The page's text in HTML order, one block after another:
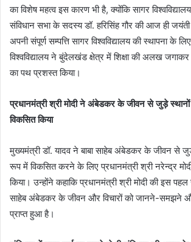
का विशेष महत्व इस कारण भी है, क्योंकि सागर
संविधान सभा के सदस्य डॉ. हरिसिंह गौर की आज ही
अपनी संपूर्ण सम्पत्ति सागर विश्वविद्यालय की स्थापना के
विश्वविद्यालय ने बुंदेलखंड क्षेत्र में शिक्षा की अलख जगाकर
का पथ प्रशस्त किया।
प्रधानमंत्री श्री मोदी ने अंबेडकर के जीवन से जुड़े
विकसित किया
मुख्यमंत्री डॉ. यादव ने बाबा साहेब अंबेडकर के जीवन से
रूप में विकसित करने के लिए प्रधानमंत्री श्री नरेन्द्र
किया। उन्होंने कहा‍कि प्रधानमंत्री श्री मोदी की इस पहल
साहेब अंबेडकर के जीवन और विचारों को जानने-समझने
प्राप्त हुआ है।